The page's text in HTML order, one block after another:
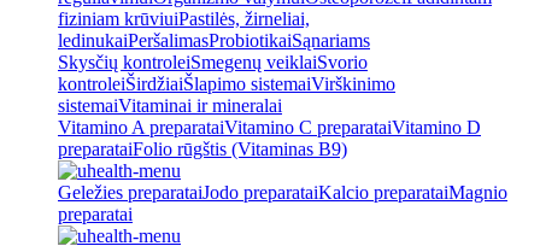
fiziniam krūviuiPastilės, žirneliai,
ledinukaiPeršalimasProbiotikaiSąnariams
Skysčių kontroleiSmegenų veiklaiSvorio
kontroleiŠirdžiaiŠlapimo sistemaiVirškinimo
sistemaiVitaminai ir mineralai
Vitamino A preparataiVitamino C preparataiVitamino D
preparataiFolio rūgštis (Vitaminas B9)
Geležies preparataiJodo preparataiKalcio preparataiMagnio
preparatai